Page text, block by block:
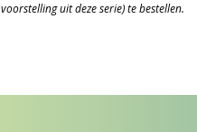
voorstelling uit deze serie) te bestellen.